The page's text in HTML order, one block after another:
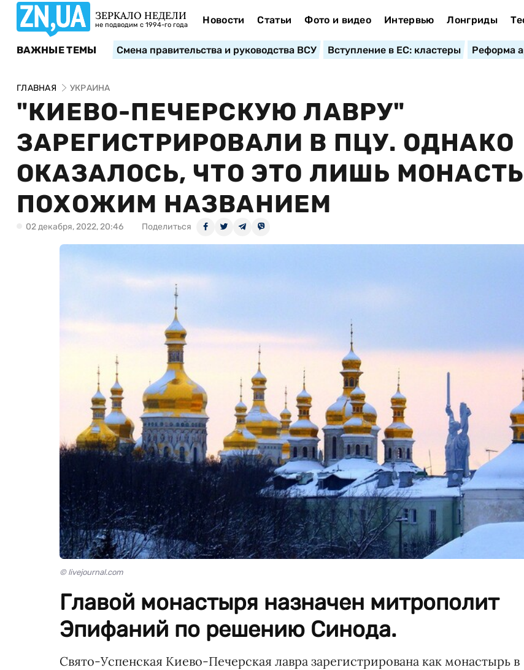
ЗЕРКАЛО НЕДЕЛИ
не подводим с 1994-го года Новости Статьи Фото и видео Интервью Лонгриды
ВАЖНЫЕ ТЕМЫ Смена правительства и руководства ВСУ Вступление в ЕС: кластеры Реформа
ГЛАВНАЯ УКРАИНА
"КИЕВО-ПЕЧЕРСКУЮ ЛАВРУ"
ЗАРЕГИСТРИРОВАЛИ В ПЦУ. ОДНАКО
ОКАЗАЛОСЬ, ЧТО ЭТО ЛИШЬ
ПОХОЖИМ НАЗВАНИЕМ
02 декабря, 2022, 20:46 Поделиться
© livejournal.com
Главой монастыря назначен митрополит
Эпифаний по решению Синода.
Свято-Успенская Киево-Печерская лавра зарегистрирована как монастырь в